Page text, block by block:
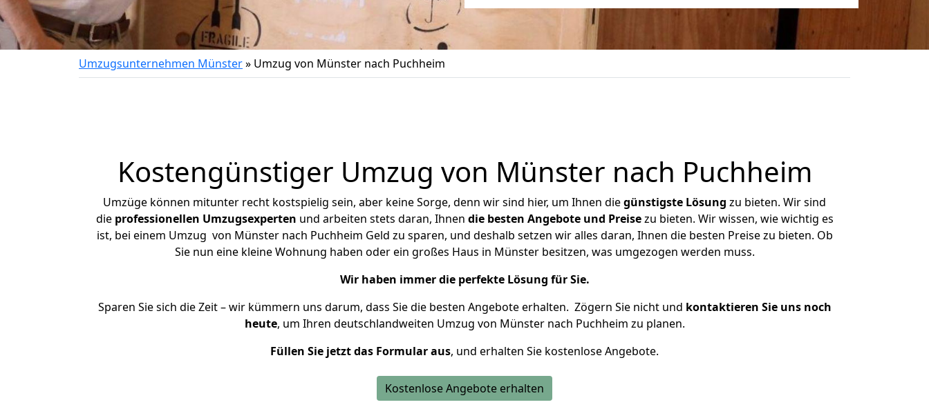
Umzugsunternehmen Münster» Umzug von Münster nach Puchheim
Kostengünstiger Umzug von Münster nach Puchheim
Umzüge können mitunter recht kostspielig sein, aber keine Sorge, denn wir sind hier, um Ihnen diegünstigste Lösung zu bieten. Wir sind
die professionellen Umzugsexperten und arbeiten stets daran, Ihnen die besten Angebote und Preisezu bieten. Wir wissen, wie wichtig es
ist, bei einem Umzug von Münster nach Puchheim Geld zu sparen, und deshalb setzen wir alles daran, Ihnen die besten Preise zu bieten. Ob
Sie nun eine kleine Wohnung haben oder ein großes Haus in Münster besitzen, was umgezogen werden muss.
Wir haben immer die perfekte Lösung für Sie.
Sparen Sie sich die Zeit – wir kümmern uns darum, dass Sie die besten Angebote erhalten. Zögern Sie nicht und kontaktieren Sie uns noch
heute, um Ihren deutschlandweiten Umzug von Münster nach Puchheim zu planen.
Füllen Sie jetzt das Formular aus, und erhalten Sie kostenlose Angebote.
Kostenlose Angebote erhalten